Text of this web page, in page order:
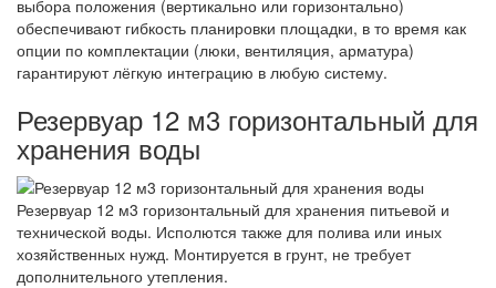
выбора положения (вертикально или горизонтально)
обеспечивают гибкость планировки площадки, в то время как
опции по комплектации (люки, вентиляция, арматура)
гарантируют лёгкую интеграцию в любую систему.
Резервуар 12 м3 горизонтальный для
хранения воды
Резервуар 12 м3 горизонтальный для хранения питьевой и
технической воды. Исполются также для полива или иных
хозяйственных нужд. Монтируется в грунт, не требует
дополнительного утепления.